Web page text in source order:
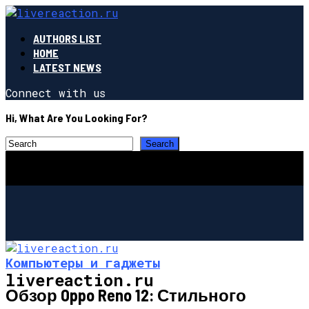
AUTHORS LIST
HOME
LATEST NEWS
Connect with us
Hi, What Are You Looking For?
livereaction.ru
Компьютеры и гаджеты
Обзор Oppo Reno 12: Стильного